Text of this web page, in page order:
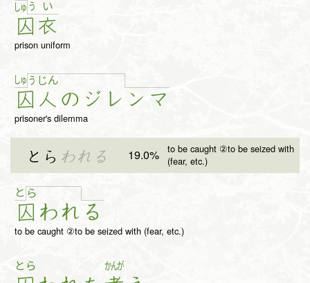
しゅ う
囚
い
衣
prison uniform
しゅ う
囚
じん
人 の ジ レ ン マ
prisoner's dilemma
とら われる 19.0%
to be caught ②to be seized with
(fear, etc.)
と ら
囚 われ る
to be caught ②to be seized with (fear, etc.)
とら かんが